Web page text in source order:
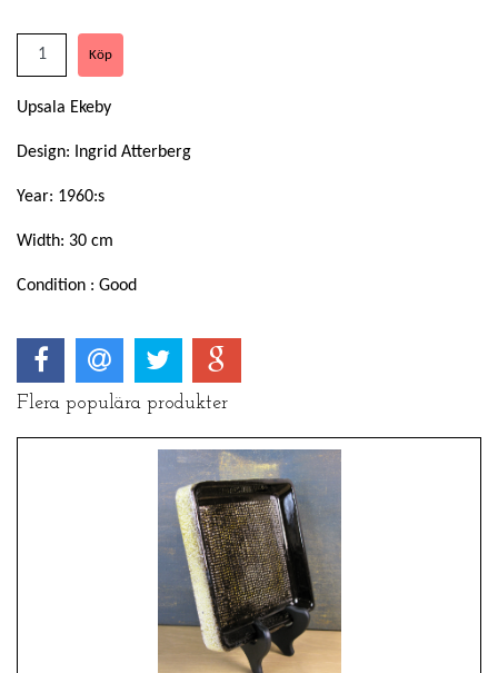
Upsala Ekeby
Design: Ingrid Atterberg
Year: 1960:s
Width: 30 cm
Condition : Good
Flera populära produkter